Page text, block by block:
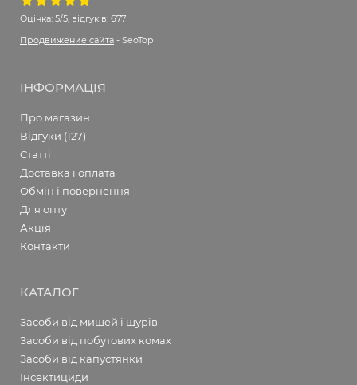
Оцінка: 5/5, відгуків: 677
Продвижение сайта - SeoTop
ІНФОРМАЦІЯ
Про магазин
Відгуки (127)
Статті
Доставка і оплата
Обмін і повернення
Для опту
Акція
Контакти
КАТАЛОГ
Засоби від мишей і щурів
Засоби від побутових комах
Засоби від капустянки
Інсектициди